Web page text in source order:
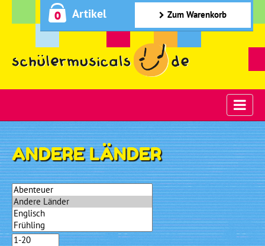
0 Artikel Zum Warenkorb
ANDERE LÄNDER